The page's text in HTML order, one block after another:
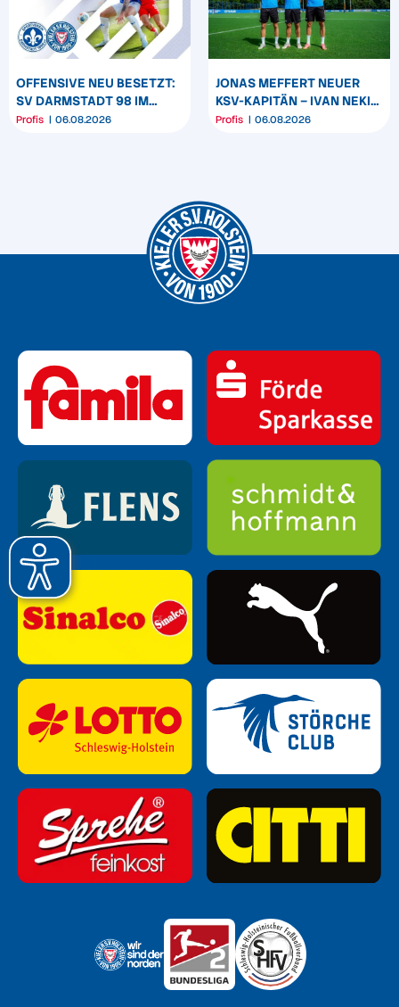
OFFENSIVE NEU BESETZT:
SV DARMSTADT 98 IM
GEGNERCHECK
Profis 06.08.2026
JONAS MEFFERT NEUER
KSV-KAPITÄN – IVAN NEKIĆ
UND KASPER DAVIDSEN
Profis 06.08.2026